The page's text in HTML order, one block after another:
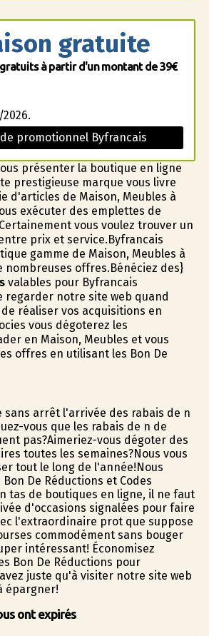
gratuite
à partir d'un montant de 39€
promotionnel Byfrancais
présenter la boutique en ligne
prestigieuse marque vous livre
d'articles de Maison, Meubles à
exécuter des emplettes de
vous voulez trouver un
prix et service.Byfrancais
gamme de Maison, Meubles à
nombreuses offres.Bénéficiez des}
valables pour Byfrancais
regarder notre site web quand
réaliser vos acquisitions en
vous dégoterez les
en Maison, Meubles et vous
offres en utilisant les Bon De
arrêt l'arrivée des rabais de fin
vous que les rabais de fin de
pas?Aimeriez-vous dégoter des
toutes les semaines?Nous vous
tout le long de l'année!Nous
De Réductions et Codes
tas de boutiques en ligne, il ne faut
d'occasions signalées pour faire
l'extraordinaire profit que suppose
commodément sans bouger
intéressant! Économisez
Bon De Réductions pour
juste qu'à visiter notre site web
épargner!
ont expirés